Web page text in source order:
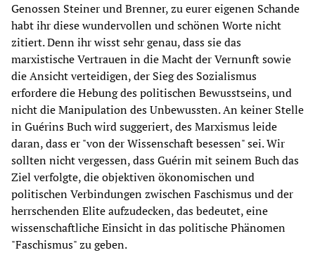
Genossen Steiner und Brenner, zu eurer eigenen Schande
habt ihr diese wundervollen und schönen Worte nicht
zitiert. Denn ihr wisst sehr genau, dass sie das
marxistische Vertrauen in die Macht der Vernunft sowie
die Ansicht verteidigen, der Sieg des Sozialismus
erfordere die Hebung des politischen Bewusstseins, und
nicht die Manipulation des Unbewussten. An keiner Stelle
in Guérins Buch wird suggeriert, des Marxismus leide
daran, dass er "von der Wissenschaft besessen" sei. Wir
sollten nicht vergessen, dass Guérin mit seinem Buch das
Ziel verfolgte, die objektiven ökonomischen und
politischen Verbindungen zwischen Faschismus und der
herrschenden Elite aufzudecken, das bedeutet, eine
wissenschaftliche Einsicht in das politische Phänomen
"Faschismus" zu geben.